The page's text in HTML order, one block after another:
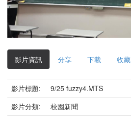
放
影
片
影片資訊 分享 下載 收藏
影片標題:
9/25 fuzzy4.MTS
影片分類:
校園新聞